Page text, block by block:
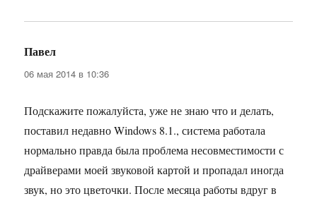
Павел
06 мая 2014 в 10:36
Подскажите пожалуйста, уже не знаю что и делать,
поставил недавно Windows 8.1., система работала
нормально правда была проблема несовместимости с
драйверами моей звуковой картой и пропадал иногда
звук, но это цветочки. После месяца работы вдруг в